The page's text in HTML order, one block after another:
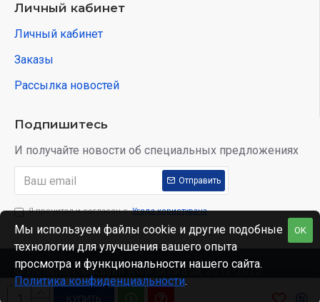
КУПИТЬ
Личный кабинет
Личный кабинет
Заказы
Рассылка новостей
Подпишитесь
И получайте новости об специальных предложениях
Отправить
Я прочитал и согласен с Угода користувача
© Интернет-магазин www.skidka.ua, 2012-2025.
OK
Мы используем файлы cookie и другие подобные
технологии для улучшения вашего опыта
просмотра и функциональности нашего сайта.
Политика конфиденциальности.